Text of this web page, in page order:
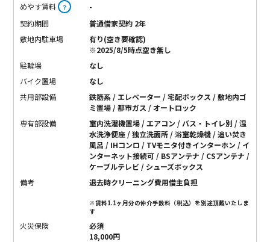
めやす賃料 ？
-
契約期間
普通借家契約 2年
敷地内駐車場
有り(空き要確認)
※2025/8/5時点空き無し
駐輪場
なし
バイク置場
なし
共用部設備
鉄筋系 / エレベーター / 宅配ボックス / 敷地内ゴ
ミ置場 / 都市ガス / オートロック
専有部設備
室内洗濯機置場 / エアコン / バス・トイレ別 / 温
水洗浄便座 / 独立洗面所 / 浴室乾燥機 / 追い焚き
風呂 / IHコンロ / TVモニタ付きインターホン / イ
ンターネット接続可 / BSアンテナ / CSアンテナ /
ケーブルテレビ / シューズボックス
備考
退去時クリーニング費用借主負担
※賃料1.1ヶ月分の仲介手数料（税込）を別途頂戴いたしま
す
火災保険
必須
18,000円